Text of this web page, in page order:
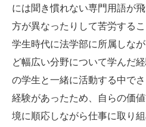
には聞き慣れない専門用語が
方が異なったりして苦労する
学生時代に法学部に所属しな
ど幅広い分野について学んだ
の学生と一緒に活動する中で
経験があったため、自らの価
境に順応しながら仕事に取り組